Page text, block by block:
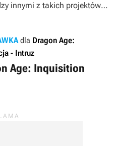
innymi z takich projektów,
Dragon Agetrafiają przede
osobiste i konsole.
dla Dragon Age:
- Intruz
Age: Inquisition